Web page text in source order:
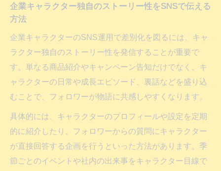
題の実際
ポイント
著作権違反を防ぐ企業キャラクター投稿の
工夫
インスタやXで人気を集める企業キャラクター
運用の極意
インスタで映える企業キャラクター投稿の
コツ
企業キャラクター独自のストーリー性をSNSで伝える
方法
企業キャラクターのSNS運用で差別化を図るには、キャ
ラクター独自のストーリー性を発信することが重要で
す。単なる商品紹介やキャンペーン告知だけでなく、キ
ャラクターの日常や成長エピソード、裏話などを盛り込
むことで、フォロワーが物語に共感しやすくなります。
具体的には、キャラクターのプロフィールや設定を定期
的に紹介したり、フォロワーからの質問にキャラクター
が直接回答する企画を行うといった方法があります。季
節ごとのイベントや社内の出来事をキャラクター目線で